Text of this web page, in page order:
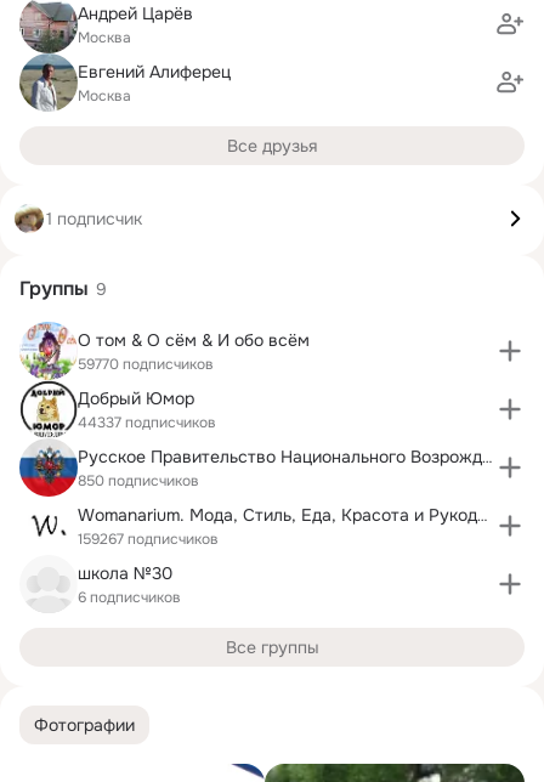
Фотографии
Андрей Царёв
Москва
Евгений Алиферец
Москва
Все друзья
1 подписчик
Группы 9
О том & О сём & И обо всём
59770 подписчиков
Добрый Юмор
44337 подписчиков
Русское Правительство Национального Возрождения
850 подписчиков
Womanarium. Мода, Стиль, Еда, Красота и Рукоделие
159267 подписчиков
школа №30
6 подписчиков
Все группы